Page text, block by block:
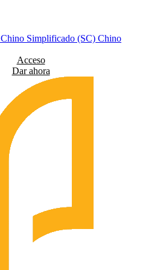
Chino Simplificado (SC) Chino
Acceso
Dar ahora